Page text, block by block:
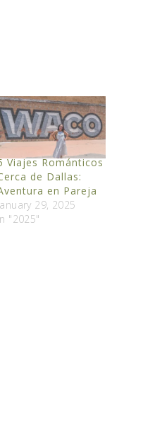
Viajes Románticos
de Dallas:
en Pareja
29, 2025
"2025"